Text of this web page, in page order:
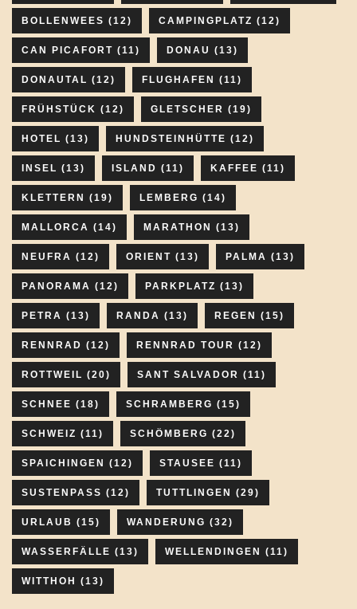
BOLLENWEES (12) CAMPINGPLATZ (12)
CAN PICAFORT (11) DONAU (13)
DONAUTAL (12) FLUGHAFEN (11)
FRÜHSTÜCK (12) GLETSCHER (19)
HOTEL (13) HUNDSTEINHÜTTE (12)
INSEL (13) ISLAND (11) KAFFEE (11)
KLETTERN (19) LEMBERG (14)
MALLORCA (14) MARATHON (13)
NEUFRA (12) ORIENT (13) PALMA (13)
PANORAMA (12) PARKPLATZ (13)
PETRA (13) RANDA (13) REGEN (15)
RENNRAD (12) RENNRAD TOUR (12)
ROTTWEIL (20) SANT SALVADOR (11)
SCHNEE (18) SCHRAMBERG (15)
SCHWEIZ (11) SCHÖMBERG (22)
SPAICHINGEN (12) STAUSEE (11)
SUSTENPASS (12) TUTTLINGEN (29)
URLAUB (15) WANDERUNG (32)
WASSERFÄLLE (13) WELLENDINGEN (11)
WITTHOH (13)